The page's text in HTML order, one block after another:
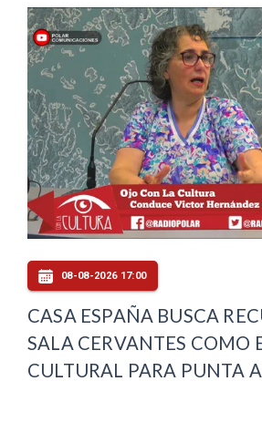
08-08-2026 17:00
CASA ESPAÑA BUSCA
SALA CERVANTES COMO
CULTURAL PARA PUNTA